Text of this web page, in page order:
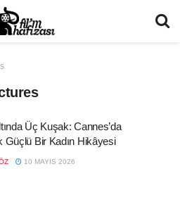
Üç Kuşak: Cannes’da
Güçlü Bir Kadın Hikâyesi
10 MAYIS 2026